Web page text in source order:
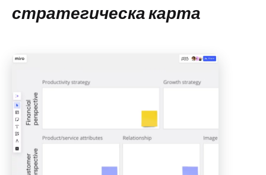
стратегическа карта